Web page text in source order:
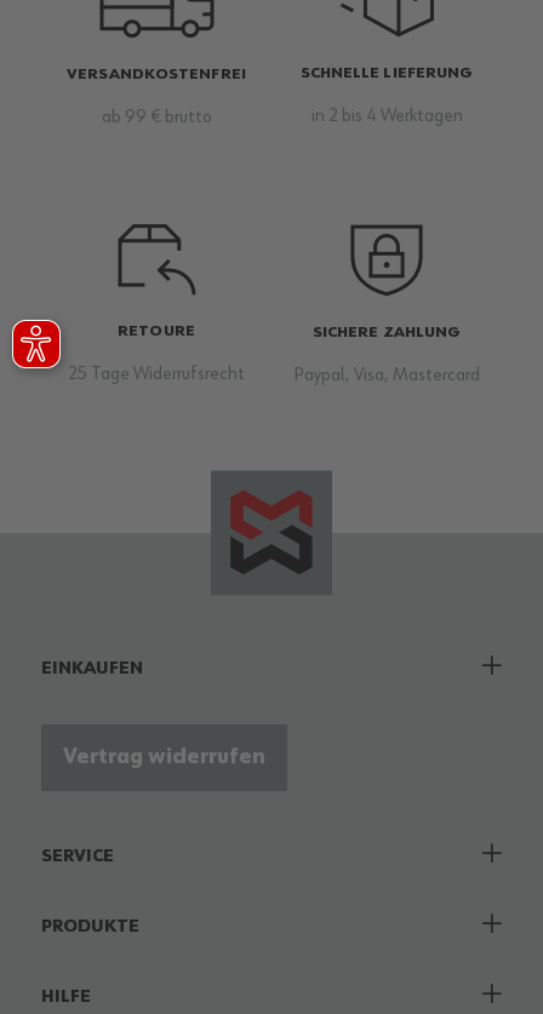
VERSANDKOSTENFREI
ab 99 € brutto
SCHNELLE LIEFERUNG
in 2 bis 4 Werktagen
RETOURE
25 Tage Widerrufsrecht
SICHERE ZAHLUNG
Paypal, Visa, Mastercard
EINKAUFEN
Vertrag widerrufen
SERVICE
PRODUKTE
HILFE